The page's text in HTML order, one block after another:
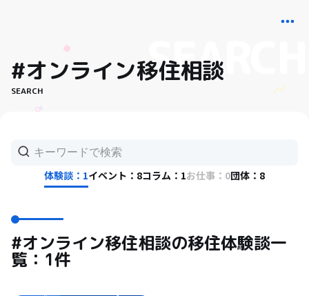
#オンライン移住相談
SEARCH
体験談：1イベント：8コラム：1お仕事：0団体：8
#オンライン移住相談の移住体験談一
覧：1件